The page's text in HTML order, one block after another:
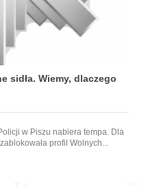
sidła. Wiemy, dlaczego
w Piszu nabiera tempa. Dla
profil Wolnych...